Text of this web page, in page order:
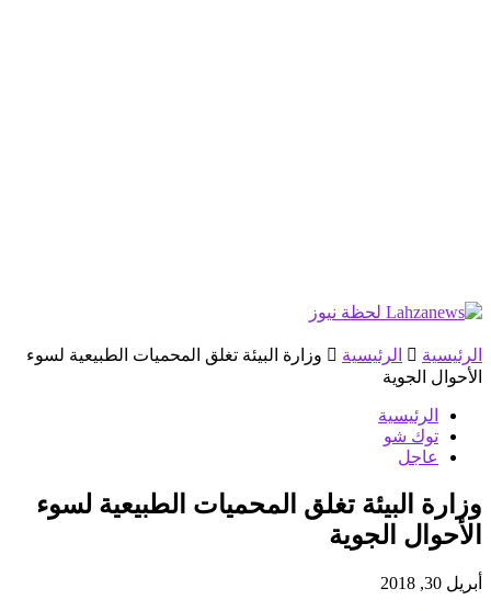
الرئيسية الرئيسية
وزارة البيئة تغلق المحميات الطبيعية لسوء
الأحوال الجوية
الرئيسية
توك شو
عاجل
وزارة البيئة تغلق المحميات الطبيعية لسوء
الأحوال الجوية
أبريل 30, 2018